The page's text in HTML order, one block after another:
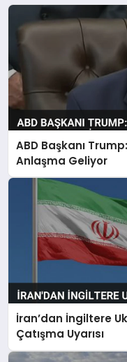
ABD Başkanı
Anlaşma Geliyor
İran’dan İngiltere
Çatışma Uyarısı